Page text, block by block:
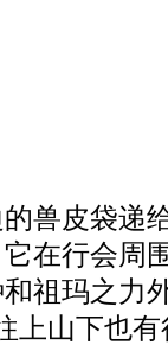
兽皮袋递
在行会周
祖玛之力
上山下也